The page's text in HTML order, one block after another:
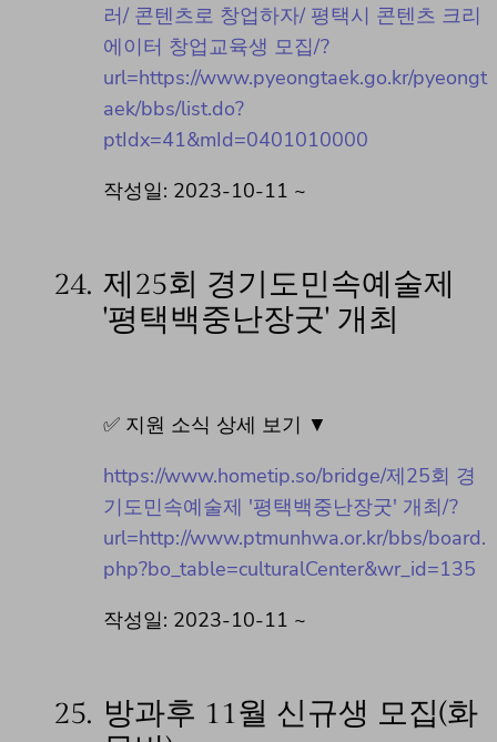
러/ 콘텐츠로 창업하자/ 평택시 콘텐츠 크리
에이터 창업교육생 모집/?
url=https://www.pyeongtaek.go.kr/pyeongt
aek/bbs/list.do?
ptIdx=41&mId=0401010000
작성일: 2023-10-11 ~
24. 제25회 경기도민속예술제
'평택백중난장굿' 개최
✅ 지원 소식 상세 보기 ▼
https://www.hometip.so/bridge/제25회 경
기도민속예술제 '평택백중난장굿' 개최/?
url=http://www.ptmunhwa.or.kr/bbs/board.
php?bo_table=culturalCenter&wr_id=135
작성일: 2023-10-11 ~
25. 방과후 11월 신규생 모집(화